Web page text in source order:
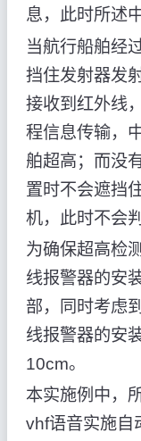
息，此时所述
当航行船舶经
挡住发射器发
接收到红外线
程信息传输，
舶超高；而没
置时不会遮挡
机，此时不会
为确保超高检
线报警器的安
部，同时考虑
线报警器的安
10cm。
本实施例中，
vhf语音实施自